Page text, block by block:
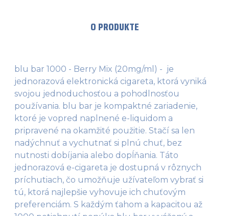
O PRODUKTE
blu bar 1000 - Berry Mix (20mg/ml) - je
jednorazová elektronická cigareta, ktorá vyniká
svojou jednoduchosťou a pohodlnosťou
používania. blu bar je kompaktné zariadenie,
ktoré je vopred naplnené e-liquidom a
pripravené na okamžité použitie. Stačí sa len
nadýchnuť a vychutnať si plnú chuť, bez
nutnosti dobíjania alebo dopĺňania. Táto
jednorazová e-cigareta je dostupná v rôznych
príchutiach, čo umožňuje užívateľom vybrať si
tú, ktorá najlepšie vyhovuje ich chuťovým
preferenciám. S každým ťahom a kapacitou až